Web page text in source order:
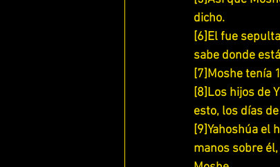
dicho.
[6]El fue
sabe donde
[7]Moshe tenía
[8]Los hijos de
esto, los días
[9]Yahoshúa el
manos sobre